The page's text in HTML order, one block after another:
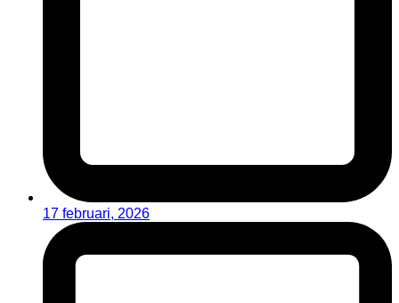
17 februari, 2026